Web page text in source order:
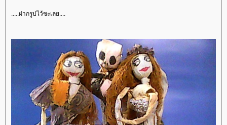
.....ฝากรูปไว้ซะเลย....